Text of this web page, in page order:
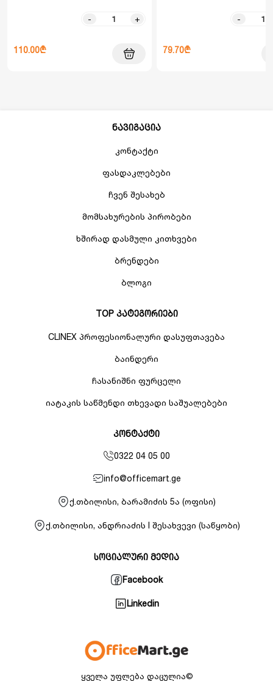
- +
110.00₾
-
79.70₾
ყველა უფლება დაცულია©
ნავიგაცია
კონტაქტი
ფასდაკლებები
ჩვენ შესახებ
მომსახურების პირობები
ხშირად დასმული კითხვები
ბრენდები
ბლოგი
TOP კატეგორიები
CLINEX პროფესიონალური დასუფთავება
ბაინდერი
ჩასანიშნი ფურცელი
იატაკის საწმენდი თხევადი საშუალებები
კონტაქტი
0322 04 05 00
info@officemart.ge
ქ.თბილისი, ბარამიძის 5ა (ოფისი)
ქ.თბილისი, ანდრიაძის I შესახვევი (საწყობი)
სოციალური მედია
Facebook
Linkedin